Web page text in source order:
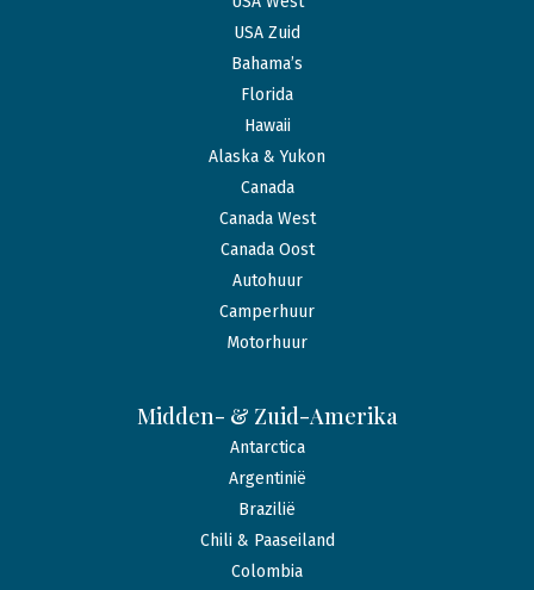
USA Zuid
Bahama’s
Florida
Hawaii
Alaska & Yukon
Canada
Canada West
Canada Oost
Autohuur
Camperhuur
Motorhuur
Midden- & Zuid-Amerika
Antarctica
Argentinië
Brazilië
Chili & Paaseiland
Colombia